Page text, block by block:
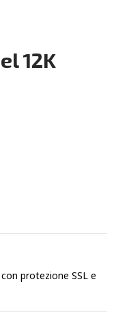
12K
protezione SSL e